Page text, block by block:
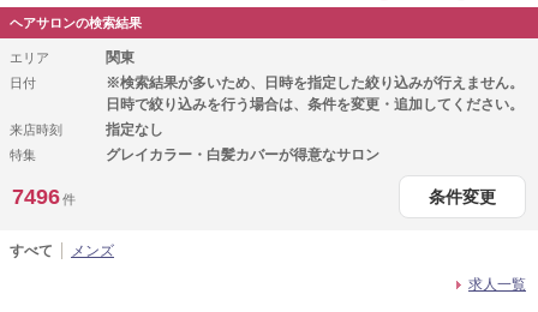
ヘアサロンの検索結果
エリア 関東
日付
※検索結果が多いため、日時を指定した絞り込みが行えません。
日時で絞り込みを行う場合は、条件を変更・追加してください。
来店時刻 指定なし
特集 グレイカラー・白髪カバーが得意なサロン
7496件 条件変更
すべて
メンズ
求人一覧